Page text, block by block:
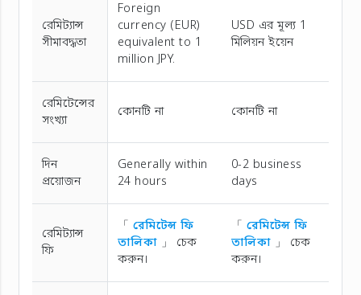
রেমিট্যান্স
সীমাবদ্ধতা
Foreign
currency (EUR)
equivalent to 1
million JPY.
USD এর মূল্য 1
মিলিয়ন ইয়েন
রেমিটেন্সের
সংখ্যা
কোনটি না কোনটি না
দিন
প্রয়োজন
Generally within
24 hours
0-2 business
days
রেমিট্যান্স
ফি
「 রেমিটেন্স ফি
তালিকা 」 চেক
করুন।
「 রেমিটেন্স ফি
তালিকা 」 চেক
করুন।